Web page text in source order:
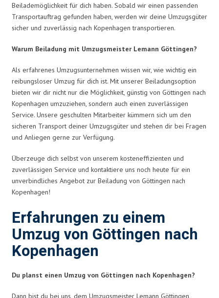
Beilademöglichkeit für dich haben. Sobald wir einen passenden
Transportauftrag gefunden haben, werden wir deine Umzugsgüter
sicher und zuverlässig nach Kopenhagen transportieren.
Warum Beiladung mit Umzugsmeister Lemann Göttingen?
Als erfahrenes Umzugsunternehmen wissen wir, wie wichtig ein
reibungsloser Umzug für dich ist. Mit unserer Beiladungsoption
bieten wir dir nicht nur die Möglichkeit, günstig von Göttingen nach
Kopenhagen umzuziehen, sondern auch einen zuverlässigen
Service. Unsere geschulten Mitarbeiter kümmern sich um den
sicheren Transport deiner Umzugsgüter und stehen dir bei Fragen
und Anliegen gerne zur Verfügung.
Überzeuge dich selbst von unserem kosteneffizienten und
zuverlässigen Service und kontaktiere uns noch heute für ein
unverbindliches Angebot zur Beiladung von Göttingen nach
Kopenhagen!
Erfahrungen zu einem
Umzug von Göttingen nach
Kopenhagen
Du planst einen Umzug von Göttingen nach Kopenhagen?
Dann bist du bei uns, dem Umzugsmeister Lemann Göttingen,